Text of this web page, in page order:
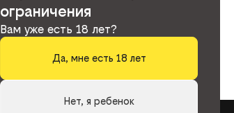
ограничения
Вам уже есть 18 лет?
Да, мне есть 18 лет
Нет, я ребенок